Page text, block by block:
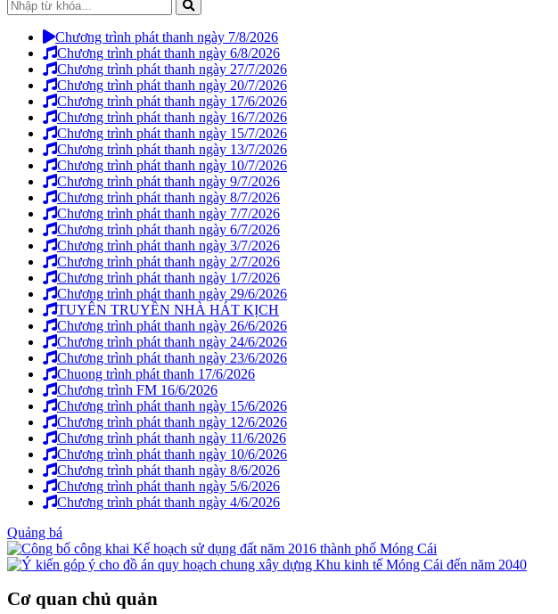
Chương trình phát thanh ngày 7/8/2026
Chương trình phát thanh ngày 6/8/2026
Chương trình phát thanh ngày 27/7/2026
Chương trình phát thanh ngày 20/7/2026
Chương trình phát thanh ngày 17/6/2026
Chương trình phát thanh ngày 16/7/2026
Chương trình phát thanh ngày 15/7/2026
Chương trình phát thanh ngày 13/7/2026
Chương trình phát thanh ngày 10/7/2026
Chương trình phát thanh ngày 9/7/2026
Chương trình phát thanh ngày 8/7/2026
Chương trình phát thanh ngày 7/7/2026
Chương trình phát thanh ngày 6/7/2026
Chương trình phát thanh ngày 3/7/2026
Chương trình phát thanh ngày 2/7/2026
Chương trình phát thanh ngày 1/7/2026
Chương trình phát thanh ngày 29/6/2026
TUYÊN TRUYỀN NHÀ HÁT KỊCH
Chương trình phát thanh ngày 26/6/2026
Chương trình phát thanh ngày 24/6/2026
Chương trình phát thanh ngày 23/6/2026
Chuong trình phát thanh 17/6/2026
Chương trình FM 16/6/2026
Chương trình phát thanh ngày 15/6/2026
Chương trình phát thanh ngày 12/6/2026
Chương trình phát thanh ngày 11/6/2026
Chương trình phát thanh ngày 10/6/2026
Chương trình phát thanh ngày 8/6/2026
Chương trình phát thanh ngày 5/6/2026
Chương trình phát thanh ngày 4/6/2026
Quảng bá
Cơ quan chủ quản